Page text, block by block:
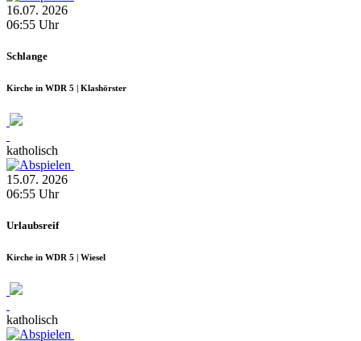
16.07. 2026
06:55 Uhr
Schlange
Kirche in WDR 5 | Klashörster
katholisch
15.07. 2026
06:55 Uhr
Urlaubsreif
Kirche in WDR 5 | Wiesel
katholisch